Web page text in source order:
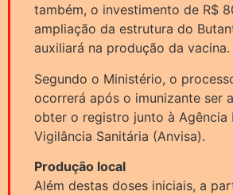
também, o investimento de R$
ampliação da estrutura do
auxiliará na produção da vacina.
Segundo o Ministério, o
ocorrerá após o imunizante ser
obter o registro junto à Agência
Vigilância Sanitária (Anvisa).
Produção local
Além destas doses iniciais, a